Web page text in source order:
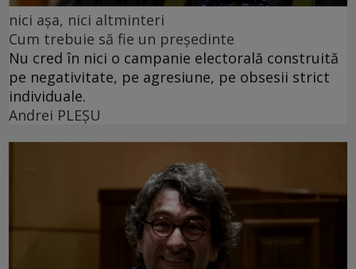
nici așa, nici altminteri
Cum trebuie să fie un președinte
Nu cred în nici o campanie electorală construită
pe negativitate, pe agresiune, pe obsesii strict
individuale.
Andrei PLEŞU